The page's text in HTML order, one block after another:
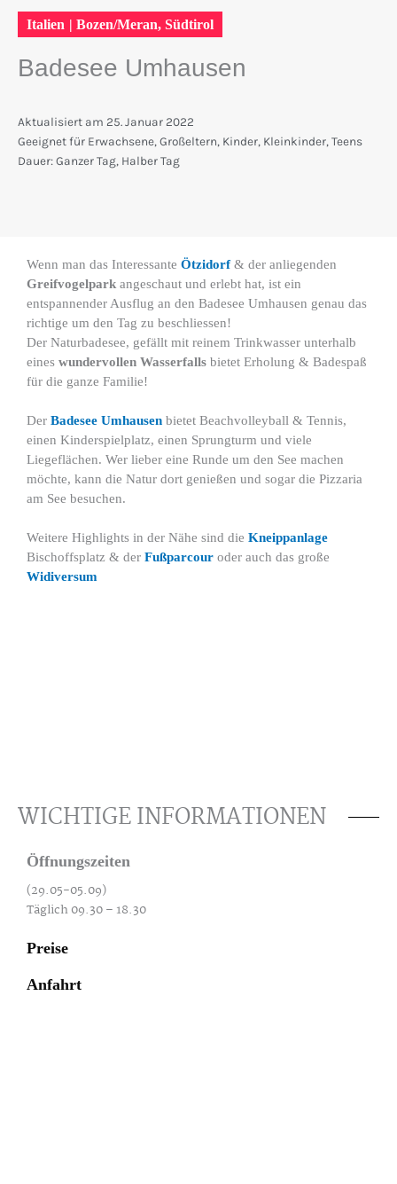
Italien | Bozen/Meran, Südtirol
Badesee Umhausen
Aktualisiert am 25. Januar 2022
Geeignet für Erwachsene, Großeltern, Kinder, Kleinkinder, Teens
Dauer:Ganzer Tag, Halber Tag
Wenn man das Interessante Ötzidorf & der anliegenden
Greifvogelpark angeschaut und erlebt hat, ist ein
entspannender Ausflug an den Badesee Umhausen genau das
richtige um den Tag zu beschliessen!
Der Naturbadesee, gefällt mit reinem Trinkwasser unterhalb
eines wundervollen Wasserfalls bietet Erholung & Badespaß
für die ganze Familie!
Der Badesee Umhausen bietet Beachvolleyball & Tennis,
einen Kinderspielplatz, einen Sprungturm und viele
Liegeflächen. Wer lieber eine Runde um den See machen
möchte, kann die Natur dort genießen und sogar die Pizzaria
am See besuchen.
Weitere Highlights in der Nähe sind die Kneippanlage
Bischoffsplatz & der Fußparcour oder auch das große
Widiversum
WICHTIGE INFORMATIONEN
Öffnungszeiten
(29.05-05.09)
Täglich 09.30 – 18.30
Preise
Anfahrt